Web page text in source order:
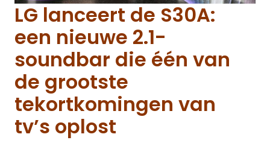
LG lanceert de S30A:
een nieuwe 2.1-
soundbar die één van
de grootste
tekortkomingen van
tv’s oplost